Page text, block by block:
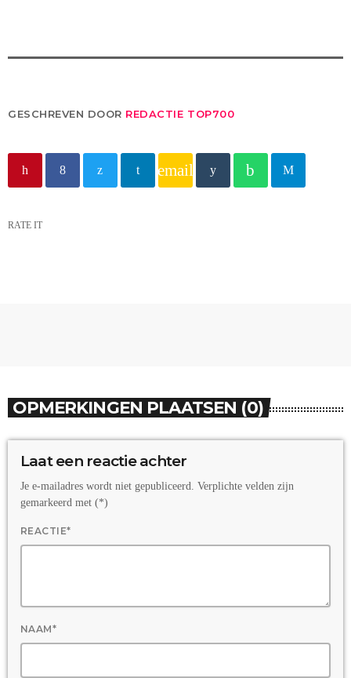
GESCHREVEN DOOR REDACTIE TOP700
email
RATE IT
OPMERKINGEN PLAATSEN (0)
Laat een reactie achter
Je e-mailadres wordt niet gepubliceerd. Verplichte velden zijn
gemarkeerd met (*)
REACTIE*
NAAM*